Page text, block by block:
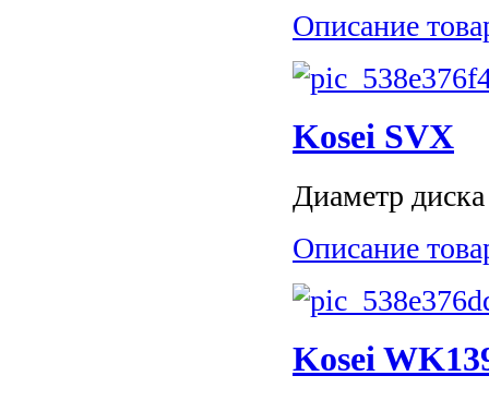
Описание
Kosei SVX
Диаметр
Описание
Kosei